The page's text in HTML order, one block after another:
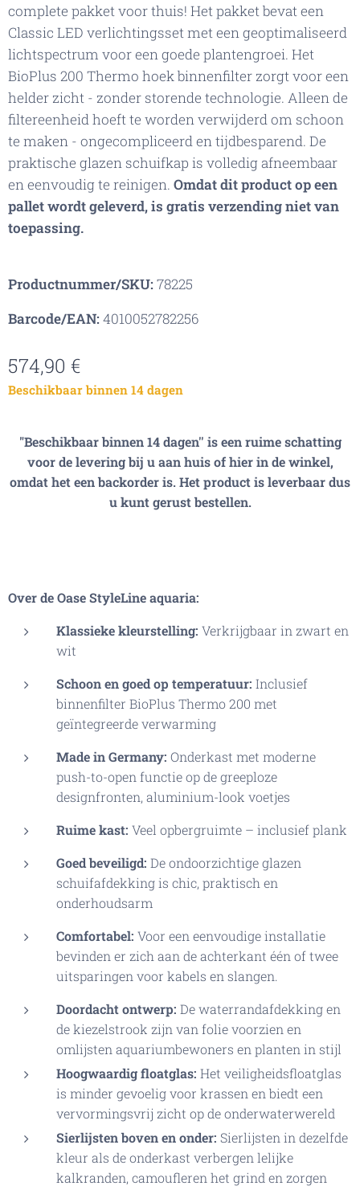
complete pakket voor thuis! Het pakket bevat een
Classic LED verlichtingsset met een geoptimaliseerd
lichtspectrum voor een goede plantengroei. Het
BioPlus 200 Thermo hoek binnenfilter zorgt voor een
helder zicht - zonder storende technologie. Alleen de
filtereenheid hoeft te worden verwijderd om schoon
te maken - ongecompliceerd en tijdbesparend. De
praktische glazen schuifkap is volledig afneembaar
en eenvoudig te reinigen. Omdat dit product op een
pallet wordt geleverd, is gratis verzending niet van
toepassing.
Productnummer/SKU:78225
Barcode/EAN:4010052782256
574,90 €
Beschikbaar binnen 14 dagen
"Beschikbaar binnen 14 dagen'' is een ruime schatting
voor de levering bij u aan huis of hier in de winkel,
omdat het een backorder is. Het product is leverbaar dus
u kunt gerust bestellen.
Over de OaseStyleLineaquaria:
Klassieke kleurstelling: Verkrijgbaar in zwart en
wit
Schoon en goed op temperatuur: Inclusief
binnenfilter BioPlus Thermo 200 met
geïntegreerde verwarming
Made in Germany​: Onderkast met moderne
push-to-open functie op de greeploze
designfronten, aluminium-look voetjes
Ruime kast: Veel opbergruimte – inclusief plank
Goed beveiligd: De ondoorzichtige glazen
schuifafdekking is chic, praktisch en
onderhoudsarm
Comfortabel: Voor een eenvoudige installatie
bevinden er zich aan de achterkant één of twee
uitsparingen voor kabels en slangen.
Doordacht ontwerp: De waterrandafdekking en
de kiezelstrook zijn van folie voorzien en
omlijsten aquariumbewoners en planten in stijl
Hoogwaardig floatglas: Het veiligheidsfloatglas
is minder gevoelig voor krassen en biedt een
vervormingsvrij zicht op de onderwaterwereld
Sierlijsten boven en onder: Sierlijsten in dezelfde
kleur als de onderkast verbergen lelijke
kalkranden, camoufleren het grind en zorgen